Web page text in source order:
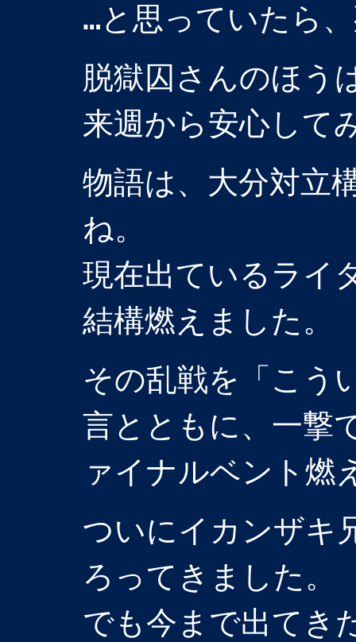
…と思っていたら
脱獄囚さんのほう
来週から安心して
物語は、大分対立
ね。
現在出ているライ
結構燃えました。
その乱戦を「こう
言とともに、一撃
ァイナルベント燃
ついにイカンザキ
ろってきました。
でも今まで出てき